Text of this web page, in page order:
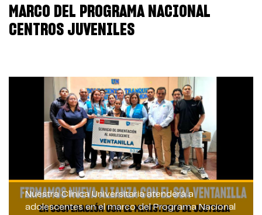
MARCO DEL PROGRAMA NACIONAL
CENTROS JUVENILES
Nuestra Clínica Universitaria atenderá a
adolescentes en el marco del Programa Nacional